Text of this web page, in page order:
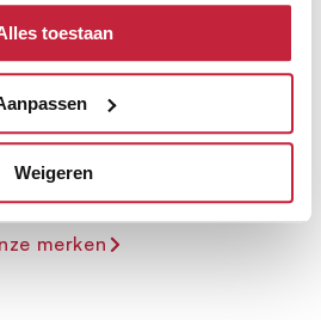
we ook graag:
over uw geografische
paar meter nauwkeurig kan zijn
door het actief te
eigenschappen (fingerprinting)
in het
op elk moment wijzigen of
toestaan
Weigeren
merken